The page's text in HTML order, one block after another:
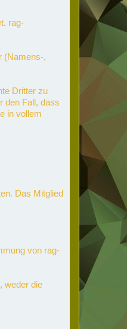
rag-
(Namens-,
Dritter zu
den Fall, dass
in vollem
Das Mitglied
von rag-
weder die